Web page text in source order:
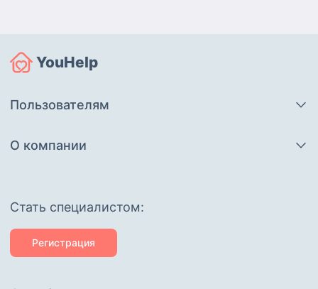
YouHelp
Пользователям
О компании
Cтать специалистом:
Регистрация